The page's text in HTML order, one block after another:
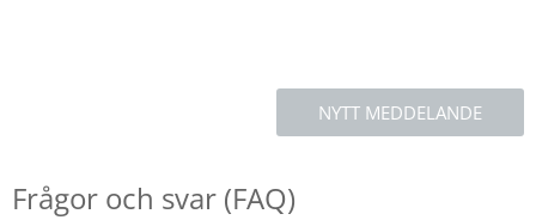
NYTT MEDDELANDE
Frågor och svar (FAQ)